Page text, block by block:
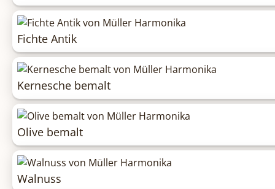
Fichte Antik
Kernesche bemalt
Olive bemalt
Walnuss